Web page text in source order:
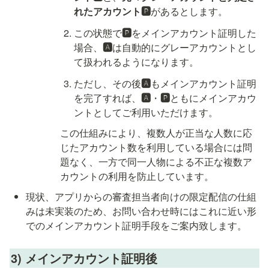
れたアカウント🅿️があるとします。
この状態で🅿️をメインアカウント証明した
場合、🅰️は自動的にグレーアカウントとし
て扱われるようになります。
ただし、その後🅰️もメインアカウント証明
を完了すれば、🅰️ ・🅿️ともにメインアカウ
ントとしてご利用いただけます。
この仕組みにより、複数人が正当な人数に応
じたアカウント数を利用している場合には問
題なく、一方で同一人物による不正な複数ア
カウントの利用を防止しています。
現状、アプリからの審査担当者向けの限定配信の仕組
みは未実装のため、お問い合わせ時にはこれに近い形
でのメインアカウント証明手段をご案内致します。
3) メインアカウント証明後